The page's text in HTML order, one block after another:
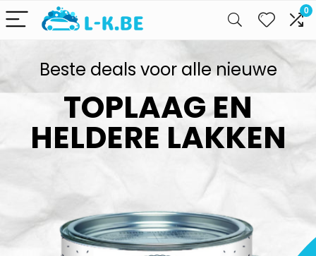
0
Beste deals voor alle nieuwe
TOPLAAG EN
HELDERE LAKKEN